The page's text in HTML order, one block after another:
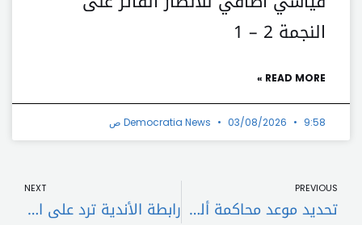
النجمة 2 – 1
READ MORE »
Democratia News 03/08/2026 9:58 ص
PREVIOUS
تحديد موعد محاكمة ألفيس بـ”التهمة المشينة”
NEXT
رابطة الأندية ترد على اعتذار الأهلي عن عدم المشاركة في كأس الرابطة